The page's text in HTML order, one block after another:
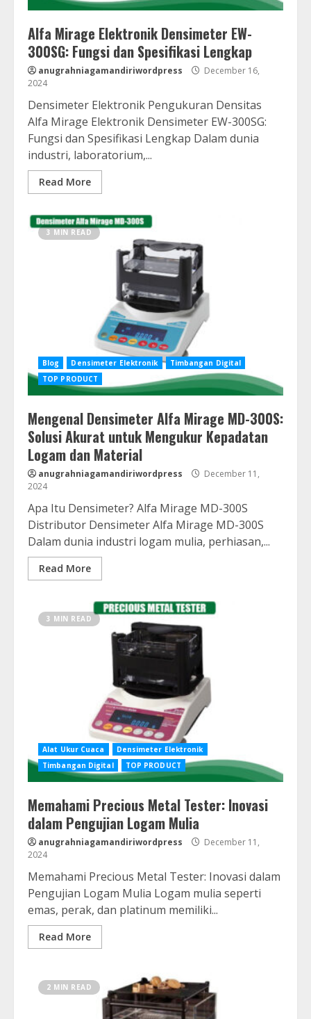
Alfa Mirage Elektronik Densimeter EW-
300SG: Fungsi dan Spesifikasi Lengkap
anugrahniagamandiriwordpress
December 16,
2024
Densimeter Elektronik Pengukuran Densitas
Alfa Mirage Elektronik Densimeter EW-300SG:
Fungsi dan Spesifikasi Lengkap Dalam dunia
industri, laboratorium,...
Read More
3 MIN READ
Blog Densimeter Elektronik
Timbangan Digital
TOP PRODUCT
Mengenal Densimeter Alfa Mirage MD-300S:
Solusi Akurat untuk Mengukur Kepadatan
Logam dan Material
anugrahniagamandiriwordpress
December 11,
2024
Apa Itu Densimeter? Alfa Mirage MD-300S
Distributor Densimeter Alfa Mirage MD-300S
Dalam dunia industri logam mulia, perhiasan,...
Read More
3 MIN READ
Alat Ukur Cuaca
Densimeter Elektronik
Timbangan Digital
TOP PRODUCT
Memahami Precious Metal Tester: Inovasi
dalam Pengujian Logam Mulia
anugrahniagamandiriwordpress
December 11,
2024
Memahami Precious Metal Tester: Inovasi dalam
Pengujian Logam Mulia Logam mulia seperti
emas, perak, dan platinum memiliki...
Read More
2 MIN READ